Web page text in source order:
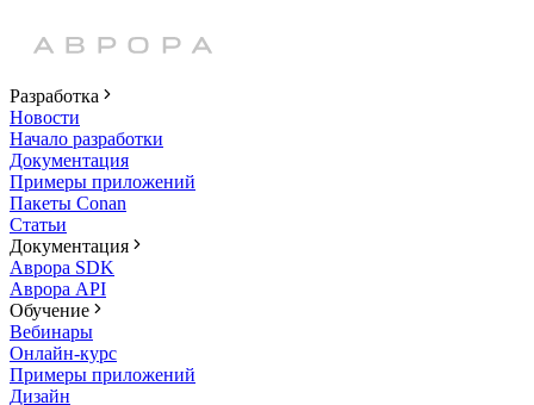
Разработка
Новости
Начало разработки
Документация
Примеры приложений
Пакеты Conan
Статьи
Документация
Аврора SDK
Аврора API
Обучение
Вебинары
Онлайн-курс
Примеры приложений
Дизайн